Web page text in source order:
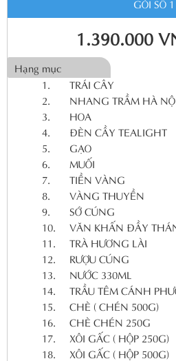
GÓI SỐ 1
1.390.000
Hạng mục
1.
TRÁI CÂY
2.
NHANG TRẦM HÀ
3.
HOA
4.
ĐÈN CẦY TEALIGHT
5.
GẠO
6.
MUỐI
7.
TIỀN VÀNG
8.
VÀNG THUYỀN
9.
SỚ CÚNG
10.
VĂN KHẤN ĐẦY
11.
TRÀ HƯƠNG LÀI
12.
RƯỢU CÚNG
13.
NƯỚC 330ML
14.
TRẦU TÊM CÁNH
15.
CHÈ ( CHÉN 500G)
16.
CHÈ CHÉN 250G
17.
XÔI GẤC ( HỘP 250G)
18.
XÔI GẤC ( HỘP 500G)